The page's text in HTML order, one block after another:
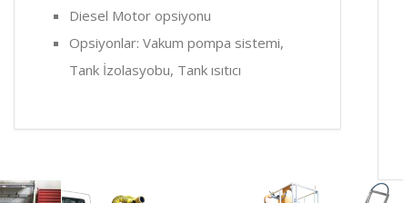
Diesel Motor opsiyonu
Opsiyonlar: Vakum pompa sistemi,
Tank İzolasyobu, Tank ısıtıcı